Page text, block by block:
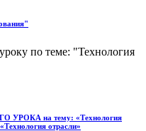
по теме: "Технология
на тему: «Технология
отрасли»